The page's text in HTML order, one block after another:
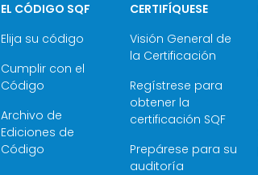
EL CÓDIGO SQF
Elija su código
Cumplir con el
Código
Archivo de
Ediciones de
Código
CERTIFÍQUESE
Visión General de
la Certificación
Regístrese para
obtener la
certificación SQF
Prepárese para su
auditoría